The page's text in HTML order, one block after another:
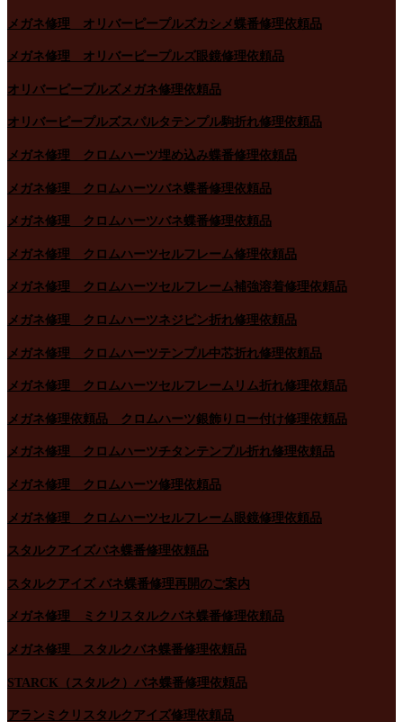
メガネ修理 オリバーピープルズカシメ蝶番修理依頼品
メガネ修理 オリバーピープルズ眼鏡修理依頼品
オリバーピープルズメガネ修理依頼品
オリバーピープルズスパルタテンプル駒折れ修理依頼品
メガネ修理 クロムハーツ埋め込み蝶番修理依頼品
メガネ修理 クロムハーツバネ蝶番修理依頼品
メガネ修理 クロムハーツバネ蝶番修理依頼品
メガネ修理 クロムハーツセルフレーム修理依頼品
メガネ修理 クロムハーツセルフレーム補強溶着修理依頼品
メガネ修理 クロムハーツネジピン折れ修理依頼品
メガネ修理 クロムハーツテンプル中芯折れ修理依頼品
メガネ修理 クロムハーツセルフレームリム折れ修理依頼品
メガネ修理依頼品 クロムハーツ銀飾りロー付け修理依頼品
メガネ修理 クロムハーツチタンテンプル折れ修理依頼品
メガネ修理 クロムハーツ修理依頼品
メガネ修理 クロムハーツセルフレーム眼鏡修理依頼品
スタルクアイズバネ蝶番修理依頼品
スタルクアイズ バネ蝶番修理再開のご案内
メガネ修理 ミクリスタルクバネ蝶番修理依頼品
メガネ修理 スタルクバネ蝶番修理依頼品
STARCK（スタルク）バネ蝶番修理依頼品
アランミクリスタルクアイズ修理依頼品